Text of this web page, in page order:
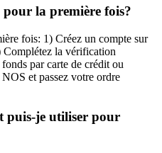
la première fois?
fois: 1) Créez un compte sur
Complétez la vérification
par carte de crédit ou
et passez votre ordre
puis-je utiliser pour